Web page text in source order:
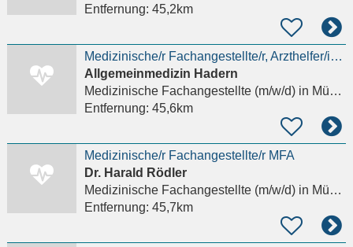
Entfernung: 45,2km
Medizinische/r Fachangestellte/r, Arzthelfer/in (m/w/d) in München - Haidhausen
Allgemeinmedizin Hadern
Medizinische Fachangestellte (m/w/d)in München, Hadern
Entfernung: 45,6km
Medizinische/r Fachangestellte/r MFA
Dr. Harald Rödler
Medizinische Fachangestellte (m/w/d)in München, Neuhausen
Entfernung: 45,7km